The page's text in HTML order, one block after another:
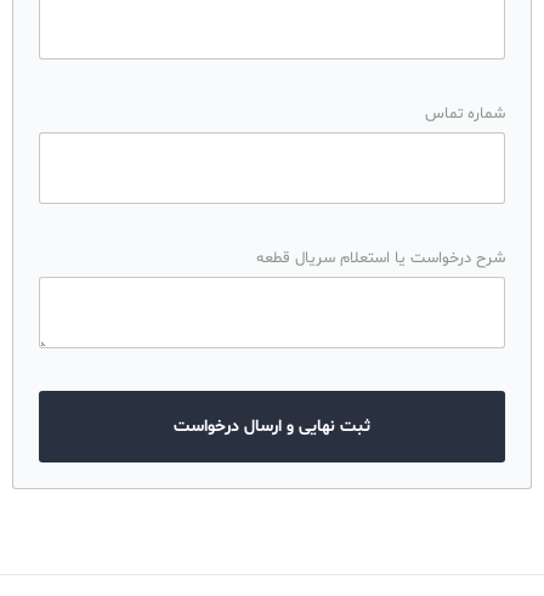
شماره تماس
شرح درخواست یا استعلام سریال قطعه
ثبت نهایی و ارسال درخواست